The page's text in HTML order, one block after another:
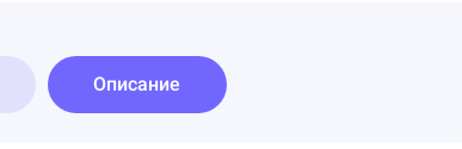
Описание